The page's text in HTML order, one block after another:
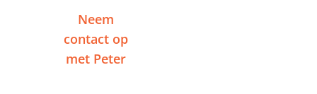
Neem
contact op
met Peter